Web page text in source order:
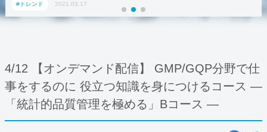
#トレンド 2021.03.17
4/12 【オンデマンド配信】 GMP/GQP分野で仕
事をするのに 役立つ知識を身につけるコース —
「統計的品質管理を極める」Bコース ―